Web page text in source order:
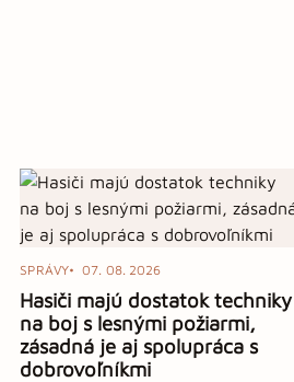
SPRÁVY 07. 08. 2026
Hasiči majú dostatok techniky
na boj s lesnými požiarmi,
zásadná je aj spolupráca s
dobrovoľníkmi